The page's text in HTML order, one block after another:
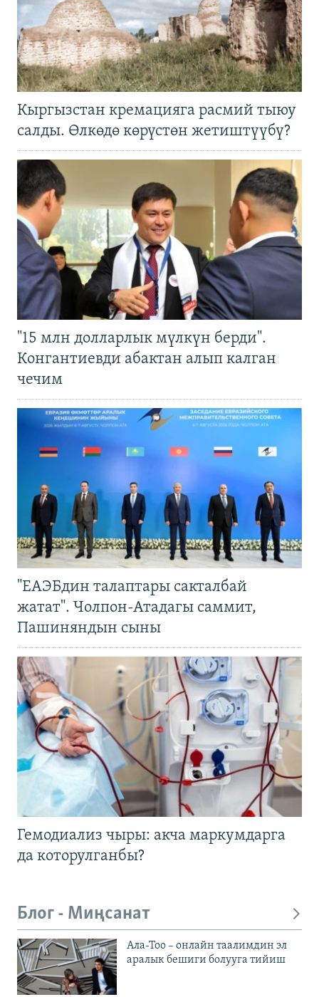
Кыргызстан кремацияга расмий тыюу
салды. Өлкөдө көрүстөн жетиштүүбү?
"15 млн долларлык мүлкүн берди".
Конгантиевди абактан алып калган
чечим
"ЕАЭБдин талаптары сакталбай
жатат". Чолпон-Атадагы саммит,
Пашиняндын сыны
Гемодиализ чыры: акча маркумдарга
да которулганбы?
Блог - Миңсанат
Ала-Тоо – онлайн таалимдин эл
аралык бешиги болууга тийиш